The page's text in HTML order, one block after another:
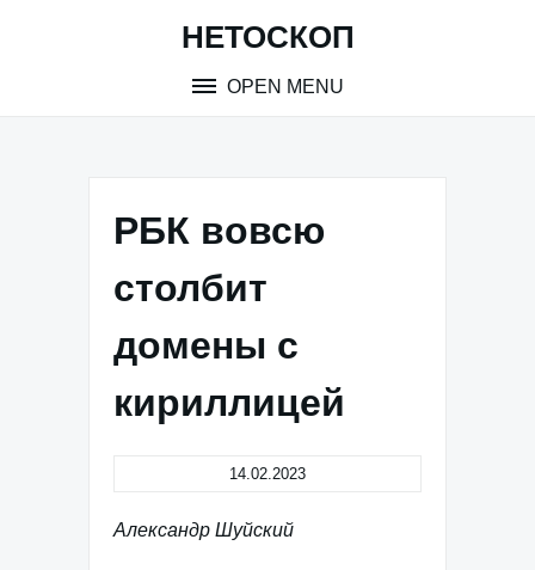
НЕТОСКОП
OPEN MENU
РБК вовсю
столбит
домены с
кириллицей
14.02.2023
Александр Шуйский